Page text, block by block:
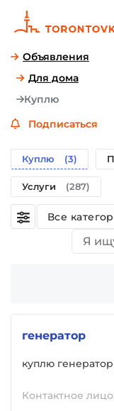
Объявления
Для дома
Куплю
Подписаться
Куплю (3)
Услуги (287)
Все
генератор
куплю
Контактное